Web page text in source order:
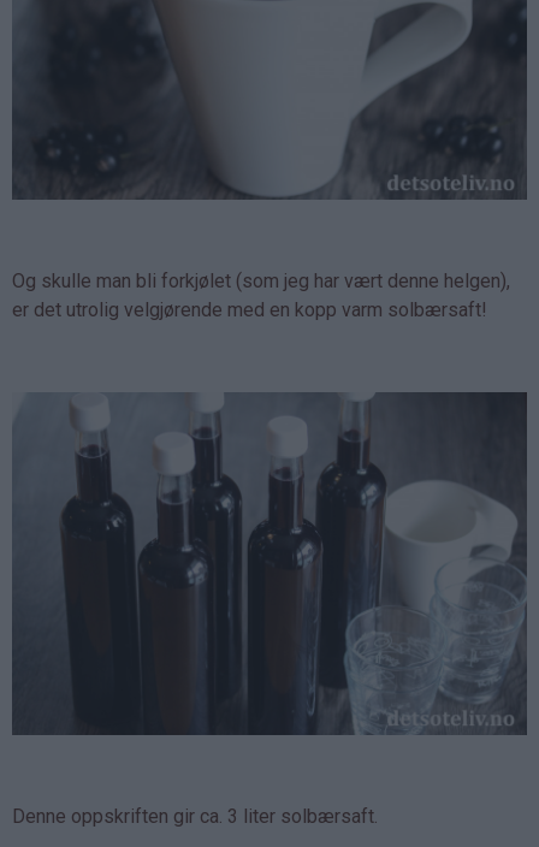
Og skulle man bli forkjølet (som jeg har vært denne helgen),
er det utrolig velgjørende med en kopp varm solbærsaft!
Denne oppskriften gir ca. 3 liter solbærsaft.